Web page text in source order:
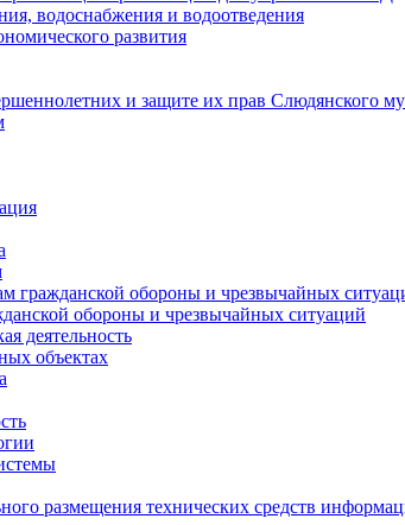
водоснабжения и водоотведения
развития
и защите их прав Слюдянского
гражданской обороны и чрезвычайных
обороны и чрезвычайных ситуаций
деятельность
объектах
размещения технических средств